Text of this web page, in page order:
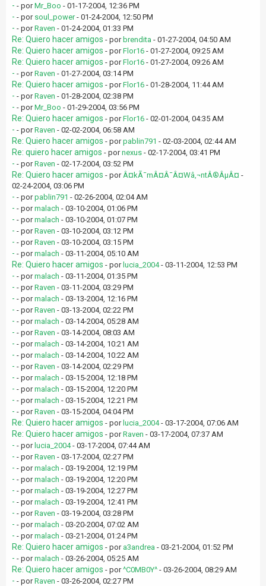
- - porMr_Boo - 01-17-2004, 12:36 PM
- - por soul_power- 01-24-2004, 12:50 PM
- - porRaven - 01-24-2004, 01:33 PM
Re: Quiero hacer amigos - por brendita - 01-27-2004, 04:50 AM
Re: Quiero hacer amigos - porFlor16 - 01-27-2004, 09:25 AM
Re: Quiero hacer amigos - porFlor16 - 01-27-2004, 09:26 AM
- - porRaven - 01-27-2004, 03:14 PM
Re: Quiero hacer amigos - porFlor16 - 01-28-2004, 11:44 AM
- - porRaven - 01-28-2004, 02:38 PM
- - porMr_Boo - 01-29-2004, 03:56 PM
Re: Quiero hacer amigos - porFlor16 - 02-01-2004, 04:35 AM
- - porRaven - 02-02-2004, 06:58 AM
Re: Quiero hacer amigos - porpablin791 - 02-03-2004, 02:44 AM
Re: quiero hacer amigos - pornexus - 02-17-2004, 03:41 PM
- - porRaven - 02-17-2004, 03:52 PM
Re: Quiero hacer amigos - porÂ¤kÃ¯mÂ¤Â¯Â¤Wâ‚¬ntÂ®ÂµÂ¤ -
02-24-2004, 03:06 PM
- - porpablin791 - 02-26-2004, 02:04 AM
- - pormalach - 03-10-2004, 01:06 PM
- - pormalach - 03-10-2004, 01:07 PM
- - porRaven - 03-10-2004, 03:12 PM
- - porRaven - 03-10-2004, 03:15 PM
- - pormalach - 03-11-2004, 05:10 AM
Re: Quiero hacer amigos - por lucia_2004- 03-11-2004, 12:53 PM
- - pormalach - 03-11-2004, 01:35 PM
- - porRaven - 03-11-2004, 03:29 PM
- - pormalach - 03-13-2004, 12:16 PM
- - porRaven - 03-13-2004, 02:22 PM
- - pormalach - 03-14-2004, 05:28 AM
- - porRaven - 03-14-2004, 08:03 AM
- - pormalach - 03-14-2004, 10:21 AM
- - pormalach - 03-14-2004, 10:22 AM
- - porRaven - 03-14-2004, 02:29 PM
- - pormalach - 03-15-2004, 12:18 PM
- - pormalach - 03-15-2004, 12:20 PM
- - pormalach - 03-15-2004, 12:21 PM
- - porRaven - 03-15-2004, 04:04 PM
Re: Quiero hacer amigos - por lucia_2004- 03-17-2004, 07:06 AM
Re: Quiero hacer amigos - porRaven - 03-17-2004, 07:37 AM
- - por lucia_2004- 03-17-2004, 07:44 AM
- - porRaven - 03-17-2004, 02:27 PM
- - pormalach - 03-19-2004, 12:19 PM
- - pormalach - 03-19-2004, 12:20 PM
- - pormalach - 03-19-2004, 12:27 PM
- - pormalach - 03-19-2004, 12:41 PM
- - porRaven - 03-19-2004, 03:28 PM
- - pormalach - 03-20-2004, 07:02 AM
- - pormalach - 03-21-2004, 01:24 PM
Re: Quiero hacer amigos - por a3andrea - 03-21-2004, 01:52 PM
- - pormalach - 03-26-2004, 05:25 AM
Re: Quiero hacer amigos - por^C0MB0Y^ - 03-26-2004, 08:29 AM
- - porRaven - 03-26-2004, 02:27 PM